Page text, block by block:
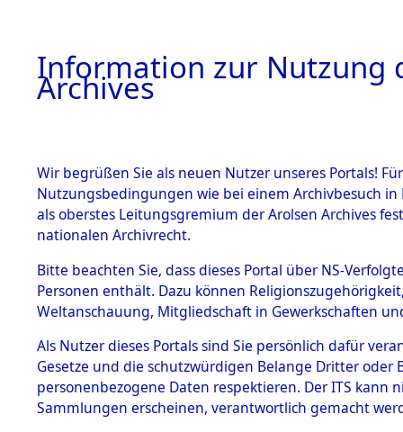
BESTÄNDE
1.
Inhaftierungsdoku
mente
1.2.9 Beim ITS
Effekten
1.2.9.1
Effekten aus
dem KZ
Dachau
0001
Information zur Nutzung
Archives
Wir begrüßen Sie als neuen Nutzer unseres Portals!
Nutzungsbedingungen wie bei einem Archivbesuch
als oberstes Leitungsgremium der Arolsen Archives
nationalen Archivrecht.
Bitte beachten Sie, dass dieses Portal über NS-
Personen enthält. Dazu können
Weltanschauung, Mitgliedschaft in Gewerkschaften
Als Nutzer dieses Portals sind Sie persönlich dafür
Gesetze und die schutzwürdigen Belange Dritter
personenbezogene Daten respektieren. Der ITS
Sammlungen erscheinen, verantwortlich gemacht